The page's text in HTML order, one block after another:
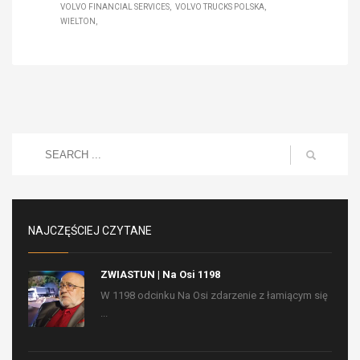
VOLVO FINANCIAL SERVICES
VOLVO TRUCKS POLSKA
WIELTON
NAJCZĘŚCIEJ CZYTANE
ZWIASTUN | Na Osi 1198
W 1198 odcinku Na Osi zdarzenie z łamiącym się
...